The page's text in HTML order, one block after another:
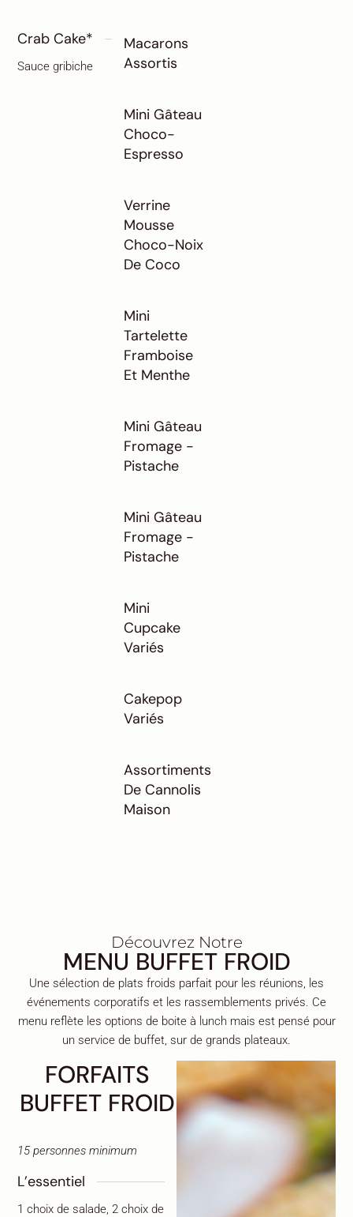
Crab Cake*
Sauce gribiche
Macarons
Assortis
Mini Gâteau
Choco-
Espresso
Verrine
Mousse
Choco-Noix
De Coco
Mini
Tartelette
Framboise
Et Menthe
Mini Gâteau
Fromage -
Pistache
Mini Gâteau
Fromage -
Pistache
Mini
Cupcake
Variés
Cakepop
Variés
Assortiments
De Cannolis
Maison
Découvrez Notre
MENU BUFFET FROID
Une sélection de plats froids parfait pour les réunions, les
événements corporatifs et les rassemblements privés. Ce
menu reflète les options de boite à lunch mais est pensé pour
un service de buffet, sur de grands plateaux.
FORFAITS
BUFFET FROID
15 personnes minimum
L’essentiel
1 choix de salade, 2 choix de